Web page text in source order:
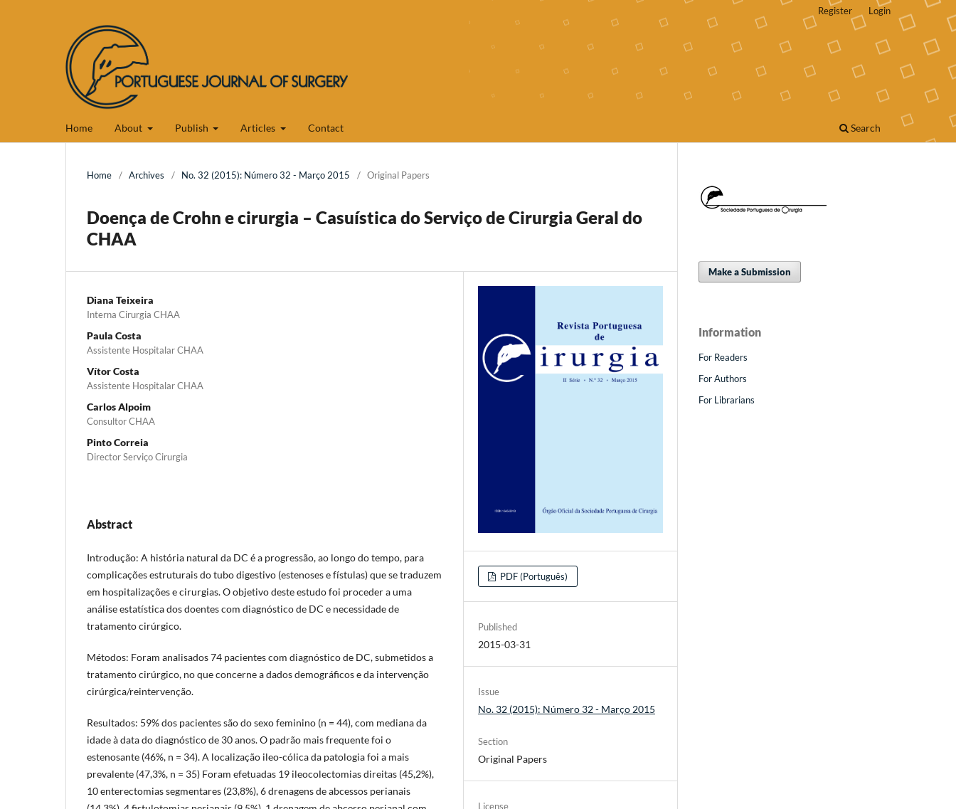
Home About Publish Articles Contact Search
Register Login
Home / Archives / No. 32 (2015): Número 32 - Março 2015 / Original Papers
Doença de Crohn e cirurgia – Casuística do Serviço de Cirurgia Geral do
CHAA
Diana Teixeira
Interna Cirurgia CHAA
Paula Costa
Assistente Hospitalar CHAA
Vítor Costa
Assistente Hospitalar CHAA
Carlos Alpoim
Consultor CHAA
Pinto Correia
Director Serviço Cirurgia
Abstract
Introdução: A história natural da DC é a progressão, ao longo do tempo, para
complicações estruturais do tubo digestivo (estenoses e fístulas) que se traduzem
em hospitalizações e cirurgias. O objetivo deste estudo foi proceder a uma
análise estatística dos doentes com diagnóstico de DC e necessidade de
tratamento cirúrgico.
Métodos: Foram analisados 74 pacientes com diagnóstico de DC, submetidos a
tratamento cirúrgico, no que concerne a dados demográficos e da intervenção
cirúrgica/reintervenção.
Resultados: 59% dos pacientes são do sexo feminino (n = 44), com mediana da
idade à data do diagnóstico de 30 anos. O padrão mais frequente foi o
estenosante (46%, n = 34). A localização ileo-cólica da patologia foi a mais
prevalente (47,3%, n = 35) Foram efetuadas 19 ileocolectomias direitas (45,2%),
10 enterectomias segmentares (23,8%), 6 drenagens de abcessos perianais
PDF (Português)
Published
2015-03-31
Issue
No. 32 (2015): Número 32 - Março 2015
Section
Original Papers
License
Make a Submission
Information
For Readers
For Authors
For Librarians